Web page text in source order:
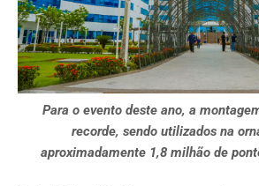
Para o evento deste ano, a
recorde, sendo utilizados na
aproximadamente 1,8 milhão de